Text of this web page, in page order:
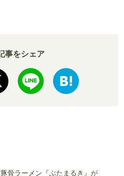
事をシェア
豚骨ラーメン『ぶたまるき』が